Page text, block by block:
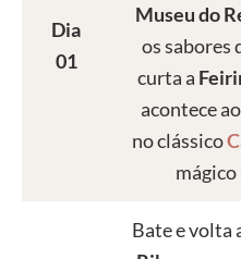
Dia
01
Museu do
os sabores
curta a
acontece
no clássico
mágico
Bate e volta